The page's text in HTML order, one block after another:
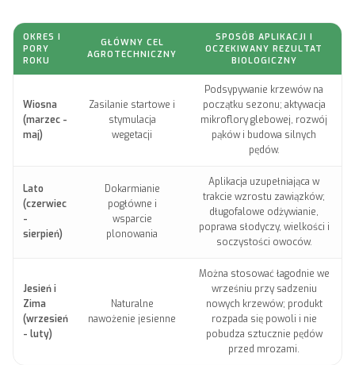
OKRES I
PORY
ROKU
GŁÓWNY CEL
AGROTECHNICZNY
SPOSÓB APLIKACJI I
OCZEKIWANY REZULTAT
BIOLOGICZNY
Wiosna
(marzec -
maj)
Zasilanie startowe i
stymulacja
wegetacji
Podsypywanie krzewów na
początku sezonu; aktywacja
mikroflory glebowej, rozwój
pąków i budowa silnych
pędów.
Lato
(czerwiec
-
sierpień)
Dokarmianie
pogłówne i
wsparcie
plonowania
Aplikacja uzupełniająca w
trakcie wzrostu zawiązków;
długofalowe odżywianie,
poprawa słodyczy, wielkości i
soczystości owoców.
Jesień i
Zima
(wrzesień
- luty)
Naturalne
nawożenie jesienne
Można stosować łagodnie we
wrześniu przy sadzeniu
nowych krzewów; produkt
rozpada się powoli i nie
pobudza sztucznie pędów
przed mrozami.